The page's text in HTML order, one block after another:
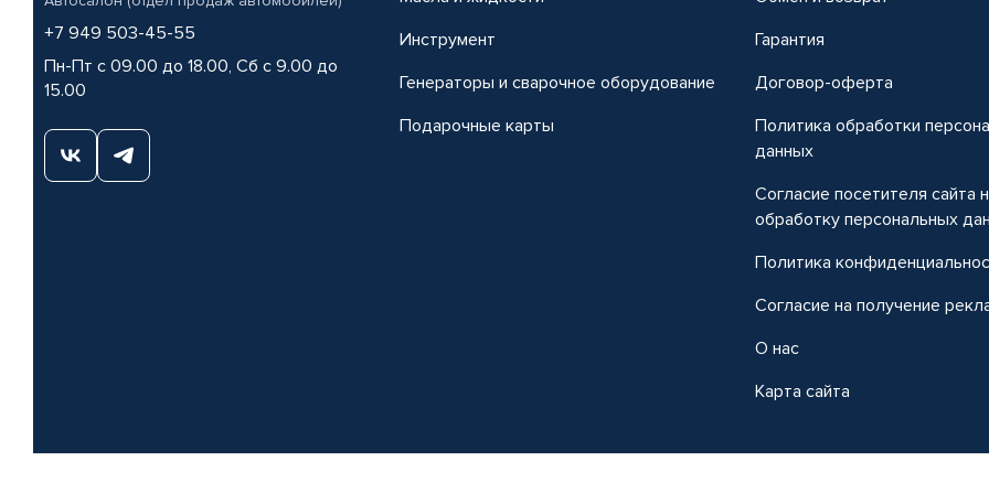
+7 949 503-45-55
Пн-Пт с 09.00 до 18.00, Сб с 9.00 до
15.00
Инструмент
Генераторы и сварочное оборудование
Подарочные карты
Гарантия
Договор-оферта
Политика обработки
данных
Согласие посетителя сайта
обработку персональных
Политика
Согласие на получение
О нас
Карта сайта